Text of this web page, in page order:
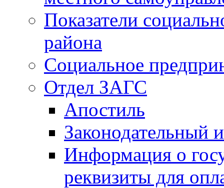
Показатели
района
Социальное
Отдел ЗАГС
Апостиль
Законодательный
Информация о
реквизиты для